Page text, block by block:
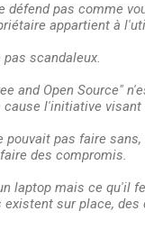
défend pas comme
appartient à
scandaleux.
and Open Source"
l'initiative
pas faire
des compromis.
laptop mais ce qu'il
sur place,